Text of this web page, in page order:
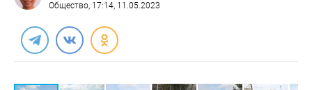
Общество, 17:14, 11.05.2023